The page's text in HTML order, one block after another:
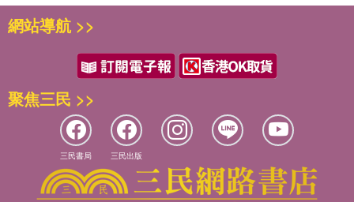
管疾病的風險、高脂低碳水化合物飲食有益健康、多吃飽和脂肪也
不會增加心臟病風險……，由此可見低脂飲食的神話已經開始搖搖
▌Point 4＞高膽固醇讓你活得更好更久，超級壞膽固醇另有其人
膽固醇不是敵人，當膽固醇飆升是擔任修復要角的修理工LDL-
C（俗稱壞膽固醇）集結啟動，所以，重點不在高膽固醇，而是身
體發炎。況且，高膽固醇能讓人不易感染、更長壽！超級壞膽固醇
的真面目是隱藏在LDL-C的sdLDL，更容易穿透動脈壁，促進動脈
粥樣硬化，增加冠心病；另一個是當LDL-C經過自由基等氧化後就
會產生oxLDL，對血管的損害更加嚴重，會促進動脈硬化，增加心
網站導航 >>
聚焦三民 >>
三民書局 三民出版